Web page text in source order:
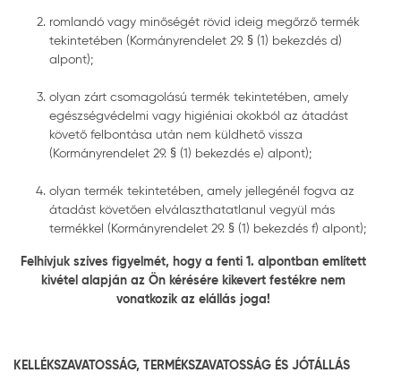
romlandó vagy minőségét rövid ideig megőrző termék
tekintetében (Kormányrendelet 29. § (1) bekezdés d)
alpont);
olyan zárt csomagolású termék tekintetében, amely
egészségvédelmi vagy higiéniai okokból az átadást
követő felbontása után nem küldhető vissza
(Kormányrendelet 29. § (1) bekezdés e) alpont);
olyan termék tekintetében, amely jellegénél fogva az
átadást követően elválaszthatatlanul vegyül más
termékkel (Kormányrendelet 29. § (1) bekezdés f) alpont);
Felhívjuk szíves figyelmét, hogy a fenti 1. alpontban említett
kivétel alapján az Ön kérésére kikevert festékre nem
vonatkozik az elállás joga!
KELLÉKSZAVATOSSÁG, TERMÉKSZAVATOSSÁG ÉS JÓTÁLLÁS